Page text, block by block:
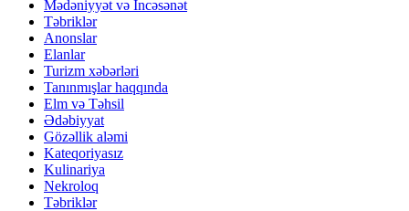
Mədəniyyət və İncəsənət
Təbriklər
Anonslar
Elanlar
Turizm xəbərləri
Tanınmışlar haqqında
Elm və Təhsil
Ədəbiyyat
Gözəllik aləmi
Kateqoriyasız
Kulinariya
Nekroloq
Təbriklər